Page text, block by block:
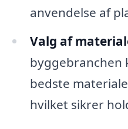
anvendelse af
Valg af
byggebranchen
bedste
hvilket sikrer